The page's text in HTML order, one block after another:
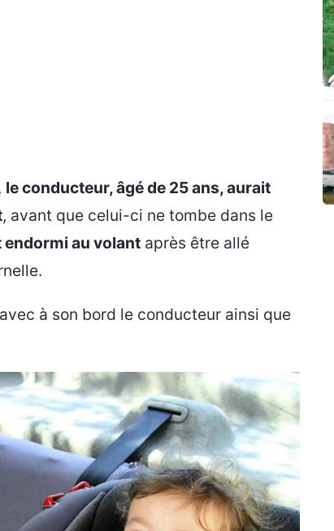
, le conducteur, âgé de 25 ans, aurait
, avant que celui-ci ne tombe dans le
endormi au volant après être allé
à son bord le conducteur ainsi que